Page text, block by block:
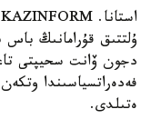
ۇلتتىق قۇرامانىڭ باس
دجون ۆانت سحيپتى
فەدەراتسياسىندا
ەتىلدى.